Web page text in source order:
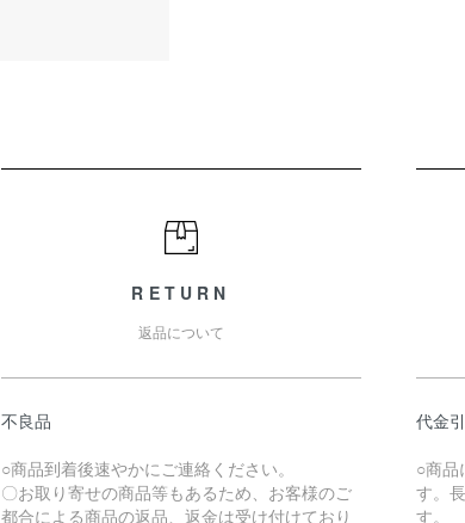
RETURN
返品について
不良品
○商品到着後速やかにご連絡ください。
〇お取り寄せの商品等もあるため、お客様のご
都合による商品の返品、返金は受け付けており
代金
○商品
す。
す。